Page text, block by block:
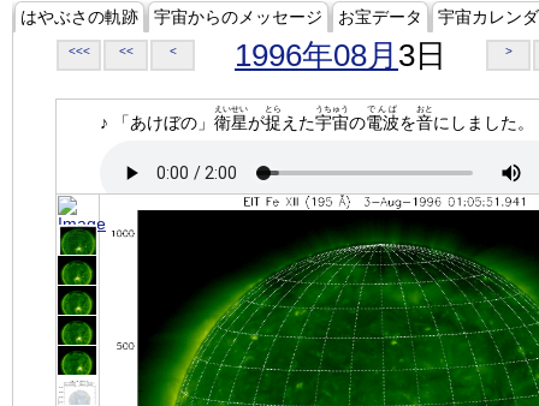
はやぶさの軌跡 宇宙からのメッセージ お宝データ 宇宙カレン
<<< << < 1996年08月 3日 >
♪ 「あけぼの」 衛星
えいせい
が捉
とら
えた宇宙
うちゅう
の電波
でんぱ
を音
おと
にしました。